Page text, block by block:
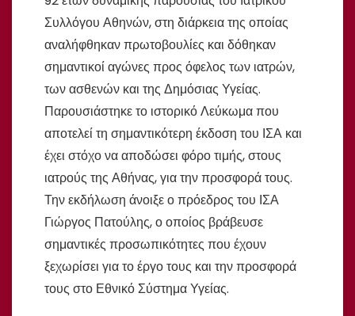
Συλλόγου Αθηνών, στη διάρκεια της οποίας
αναλήφθηκαν πρωτοβουλίες και δόθηκαν
σημαντικοί αγώνες προς όφελος των ιατρών,
των ασθενών και της Δημόσιας Υγείας.
Παρουσιάστηκε το ιστορικό Λεύκωμα που
αποτελεί τη σημαντικότερη έκδοση του ΙΣΑ και
έχει στόχο να αποδώσει φόρο τιμής, στους
ιατρούς της Αθήνας, για την προσφορά τους.
Την εκδήλωση άνοιξε ο πρόεδρος του ΙΣΑ
Γιώργος Πατούλης, ο οποίος βράβευσε
σημαντικές προσωπικότητες που έχουν
ξεχωρίσει για το έργο τους και την προσφορά
τους στο Εθνικό Σύστημα Υγείας.